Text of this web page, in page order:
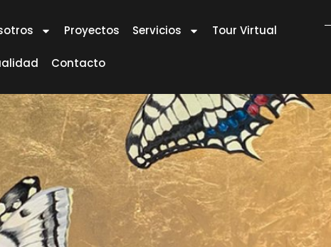
Proyectos Servicios Tour Virtual
Contacto